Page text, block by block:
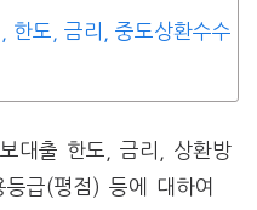
한도, 금리, 중도상환수수
대출 한도, 금리, 상환방
급(평점) 등에 대하여